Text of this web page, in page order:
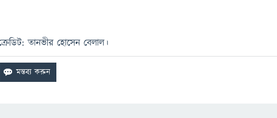
তানভীর হোসেন বেলাল।